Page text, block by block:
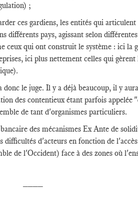
;
ces gardiens, les entités qui articulent
différents pays, agissant selon
ceux qui ont construit le système : ici la
ici plus nettement celles qui
le juge. Il y a déjà beaucoup, il y
des contentieux étant parfois appelée
de tant d'organismes particuliers.
des mécanismes Ex Ante de
difficultés d'acteurs en fonction de
de l'Occident) face à des zones où